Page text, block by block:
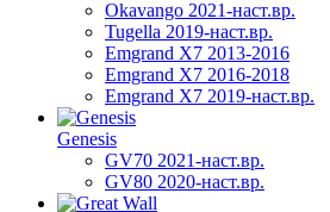
Okavango 2021-наст.вр.
Tugella 2019-наст.вр.
Emgrand Х7 2013-2016
Emgrand X7 2016-2018
Emgrand X7 2019-наст.вр.
Genesis
GV70 2021-наст.вр.
GV80 2020-наст.вр.